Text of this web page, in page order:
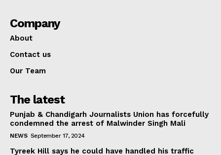
Company
About
Contact us
Our Team
The latest
Punjab & Chandigarh Journalists Union has forcefully
condemned the arrest of Malwinder Singh Mali
NEWS September 17, 2024
Tyreek Hill says he could have handled his traffic